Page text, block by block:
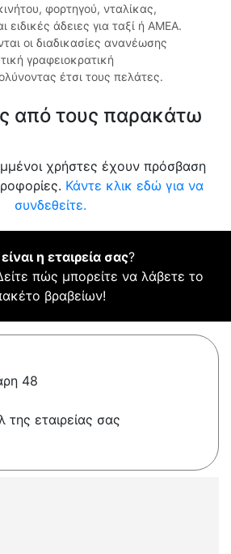
φορτηγού, νταλίκας,
ειδικές άδειες για ταξί ή ΑΜΕΑ.
οι διαδικασίες ανανέωσης
γραφειοκρατική
έτσι τους πελάτες.
από τους παρακάτω
χρήστες έχουν πρόσβαση
Κάντε κλικ εδώ για να
συνδεθείτε.
η εταιρεία σας?
πώς μπορείτε να λάβετε το
βραβείων!
48
της εταιρείας σας